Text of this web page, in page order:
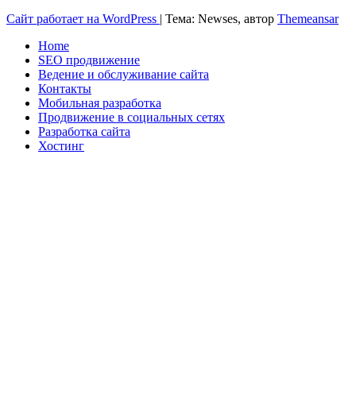
Сайт работает на WordPress | Тема: Newses, автор Themeansar
Home
SEO продвижение
Ведение и обслуживание сайта
Контакты
Мобильная разработка
Продвижение в социальных сетях
Разработка сайта
Хостинг